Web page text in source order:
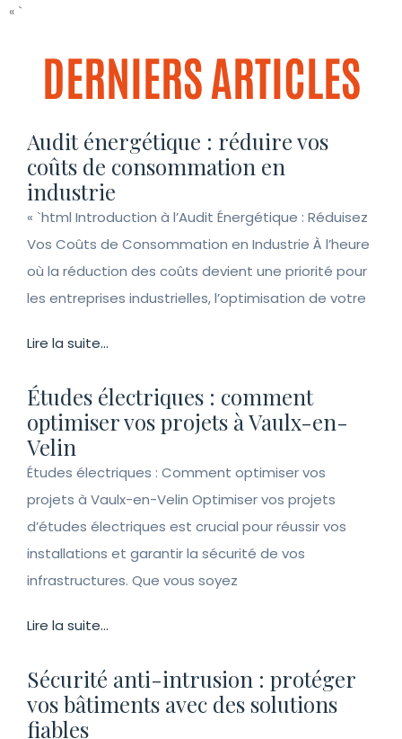
« `
DERNIERS ARTICLES
Audit énergétique : réduire vos
coûts de consommation en
industrie
« `html Introduction à l’Audit Énergétique : Réduisez
Vos Coûts de Consommation en Industrie À l’heure
où la réduction des coûts devient une priorité pour
les entreprises industrielles, l’optimisation de votre
Lire la suite...
Études électriques : comment
optimiser vos projets à Vaulx-en-
Velin
Études électriques : Comment optimiser vos
projets à Vaulx-en-Velin Optimiser vos projets
d’études électriques est crucial pour réussir vos
installations et garantir la sécurité de vos
infrastructures. Que vous soyez
Lire la suite...
Sécurité anti-intrusion : protéger
vos bâtiments avec des solutions
fiables